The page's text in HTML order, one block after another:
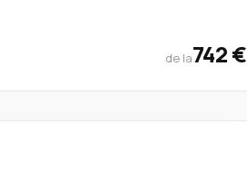
de la742 €